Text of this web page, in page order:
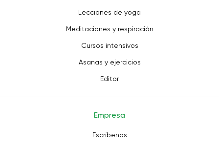
Lecciones de yoga
Meditaciones y respiración
Cursos intensivos
Asanas y ejercicios
Editor
Empresa
Escríbenos